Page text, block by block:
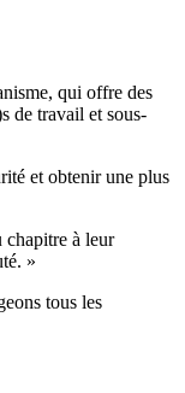
qui offre des
de travail et sous-
et obtenir une plus
chapitre à leur
»
tous les